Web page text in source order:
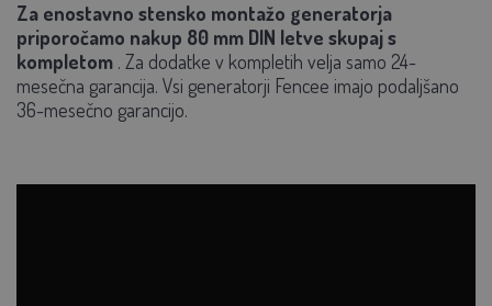
Za enostavno stensko montažo generatorja
priporočamo nakup 80 mm DIN letve skupaj s
kompletom . Za dodatke v kompletih velja samo 24-
mesečna garancija. Vsi generatorji Fencee imajo podaljšano
36-mesečno garancijo.